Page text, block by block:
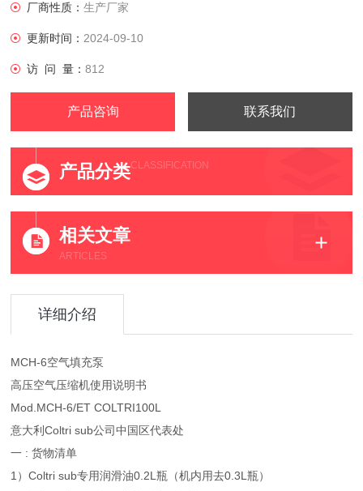
厂商性质：生产厂家
更新时间： 2024-09-10
访 问 量：812
产品咨询 联系我们
产品分类CLASSIFICATION
相关文章
ARTICLES
详细介绍
MCH-6空气填充泵
高压空气压缩机使用说明书
Mod.MCH-6/ET COLTRI100L
意大利Coltri sub公司中国区代表处
一 : 货物清单
1）Coltri sub专用润滑油0.2L瓶（机内用去0.3L瓶）